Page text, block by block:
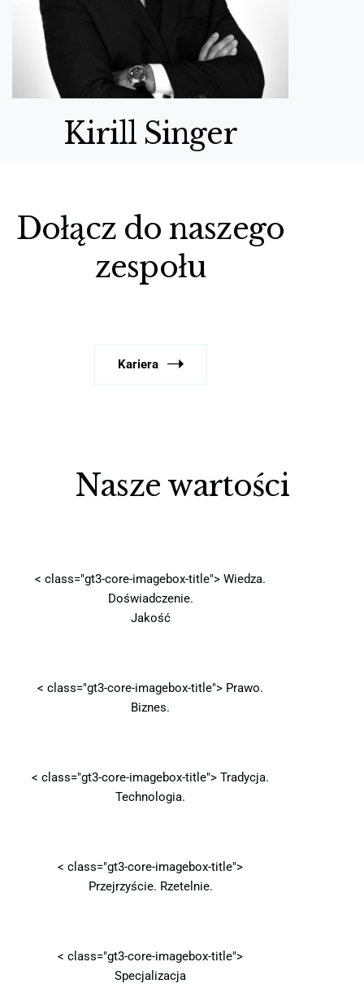
Kirill Singer
Dołącz do naszego
zespołu
Kariera
Nasze wartości
< class="gt3-core-imagebox-title"> Wiedza.
Doświadczenie.
Jakość
< class="gt3-core-imagebox-title"> Prawo.
Biznes.
< class="gt3-core-imagebox-title"> Tradycja.
Technologia.
< class="gt3-core-imagebox-title">
Przejrzyście. Rzetelnie.
< class="gt3-core-imagebox-title">
Specjalizacja